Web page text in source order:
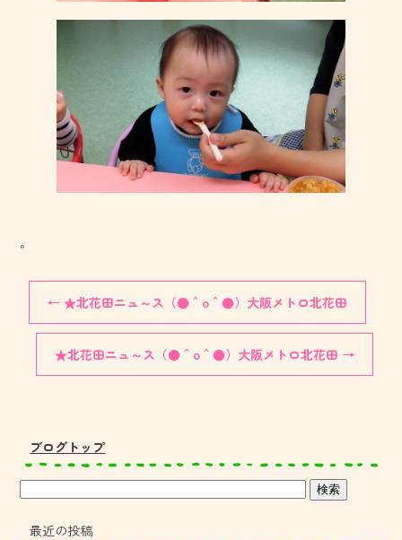
。
← ★北花田ニュ～ス（●＾o＾●）大阪メトロ北花田
★北花田ニュ～ス（●＾o＾●）大阪メトロ北花田 →
ブログトップ
最近の投稿